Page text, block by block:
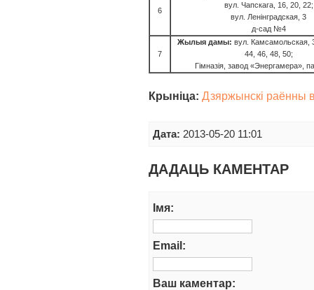
6
вул. Чапскага, 16, 20, 22;
вул. Ленінградская, 3
д-сад №4
7
Жылыя дамы: вул. Камсамольская,
44, 46, 48, 50;
Гімназія, завод «Энергамера»,
Крыніца: Дзяржынскі раённы
Дата: 2013-05-20 11:01
ДАДАЦЬ КАМЕНТАР
Iмя:
Email:
Ваш каментар: